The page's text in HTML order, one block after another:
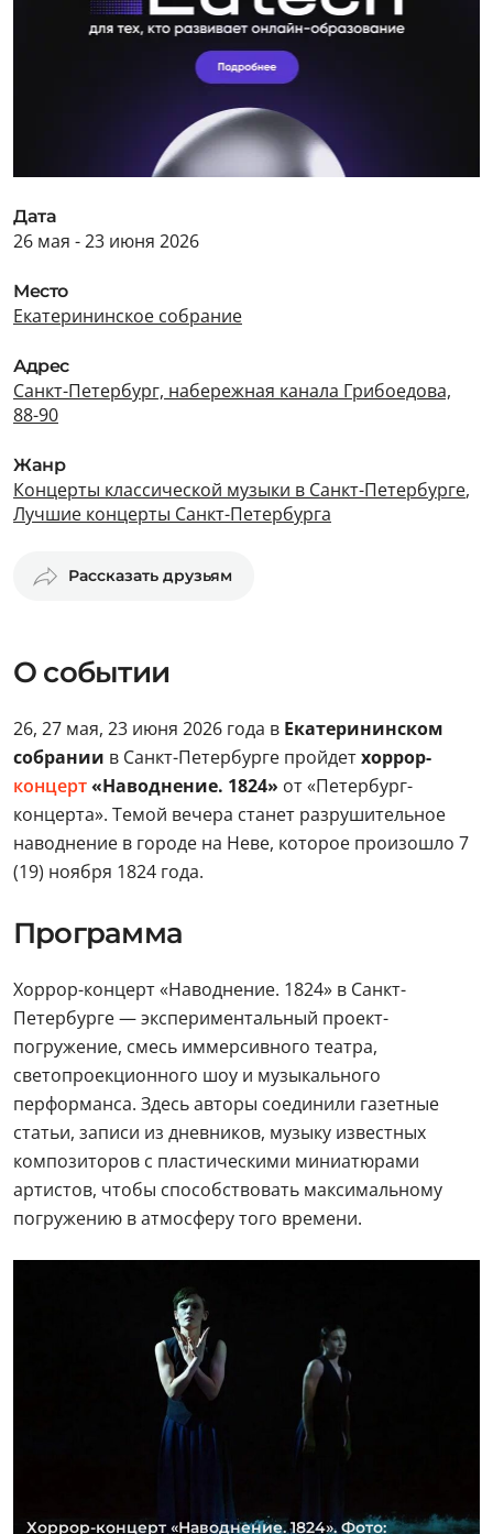
Дата
26 мая - 23 июня 2026
Место
Екатерининское собрание
Адрес
Санкт-Петербург, набережная канала Грибоедова,
88-90
Жанр
Концерты классической музыки в Санкт-Петербурге,
Лучшие концерты Санкт-Петербурга
Рассказать друзьям
О событии
26, 27 мая, 23 июня 2026 года в Екатерининском
собрании в Санкт-Петербурге пройдетхоррор-
концерт«Наводнение. 1824» от «Петербург-
концерта». Темой вечера станет разрушительное
наводнение в городе на Неве, которое произошло 7
(19) ноября 1824 года.
Программа
Хоррор-концерт «Наводнение. 1824» в Санкт-
Петербурге — экспериментальный проект-
погружение, смесь иммерсивного театра,
светопроекционного шоу и музыкального
перформанса. Здесь авторы соединили газетные
статьи, записи из дневников, музыку известных
композиторов с пластическими миниатюрами
артистов, чтобы способствовать максимальному
погружению в атмосферу того времени.
Хоррор-концерт «Наводнение. 1824». Фото: